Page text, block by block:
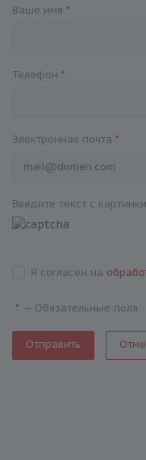
Ваше имя *
Телефон *
Электронная почта *
Введите текст с картинки
Я согласен на
* — Обязательные поля